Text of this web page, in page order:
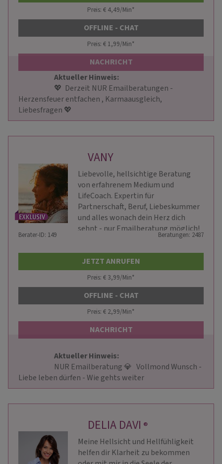
Preis: € 4,49/Min*
OFFLINE - CHAT
Preis: € 1,99/Min*
NACHRICHT
Aktueller Hinweis:
Herzensfeuer entfachen , Karmaausgleich,
Liebesfragen 💖
VANY
Liebevolle, hellsichtige Beratung
von erfahrenem Medium und
LifeCoach. Expertin für
Partnerschaft, Beruf, Liebeskummer
und alles wonach dein Herz dich
sehnt - nur Emailberatung möglich!
Berater-ID: 149 Beratungen: 2487
JETZT ANRUFEN
Preis: € 3,99/Min*
OFFLINE - CHAT
Preis: € 2,99/Min*
NACHRICHT
Aktueller Hinweis:
Liebe leben dürfen - Wie gehts weiter
DELIA DAVI ®
Meine Hellsicht und Hellfühligkeit
helfen dir Klarheit zu bekommen